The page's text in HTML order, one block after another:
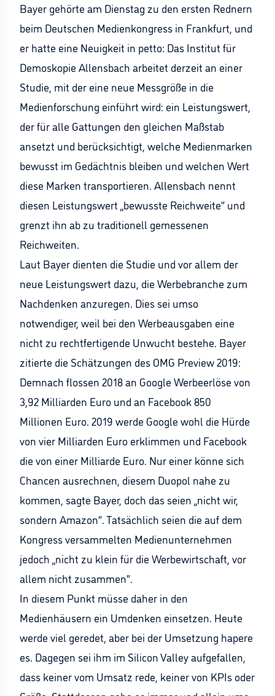
Bayer gehörte am Dienstag zu den ersten Rednern
beim Deutschen Medienkongress in Frankfurt, und
er hatte eine Neuigkeit in petto: Das Institut für
Demoskopie Allensbach arbeitet derzeit an einer
Studie, mit der eine neue Messgröße in die
Medienforschung einführt wird: ein Leistungswert,
der für alle Gattungen den gleichen Maßstab
ansetzt und berücksichtigt, welche Medienmarken
bewusst im Gedächtnis bleiben und welchen Wert
diese Marken transportieren. Allensbach nennt
diesen Leistungswert „bewusste Reichweite“ und
grenzt ihn ab zu traditionell gemessenen
Reichweiten.
Laut Bayer dienten die Studie und vor allem der
neue Leistungswert dazu, die Werbebranche zum
Nachdenken anzuregen. Dies sei umso
notwendiger, weil bei den Werbeausgaben eine
nicht zu rechtfertigende Unwucht bestehe. Bayer
zitierte die Schätzungen des OMG Preview 2019:
Demnach flossen 2018 an Google Werbeerlöse von
3,92 Milliarden Euro und an Facebook 850
Millionen Euro. 2019 werde Google wohl die Hürde
von vier Milliarden Euro erklimmen und Facebook
die von einer Milliarde Euro. Nur einer könne sich
Chancen ausrechnen, diesem Duopol nahe zu
kommen, sagte Bayer, doch das seien „nicht wir,
sondern Amazon“. Tatsächlich seien die auf dem
Kongress versammelten Medienunternehmen
jedoch „nicht zu klein für die Werbewirtschaft, vor
allem nicht zusammen“.
In diesem Punkt müsse daher in den
Medienhäusern ein Umdenken einsetzen. Heute
werde viel geredet, aber bei der Umsetzung hapere
es. Dagegen sei ihm im Silicon Valley aufgefallen,
dass keiner vom Umsatz rede, keiner von KPIs oder